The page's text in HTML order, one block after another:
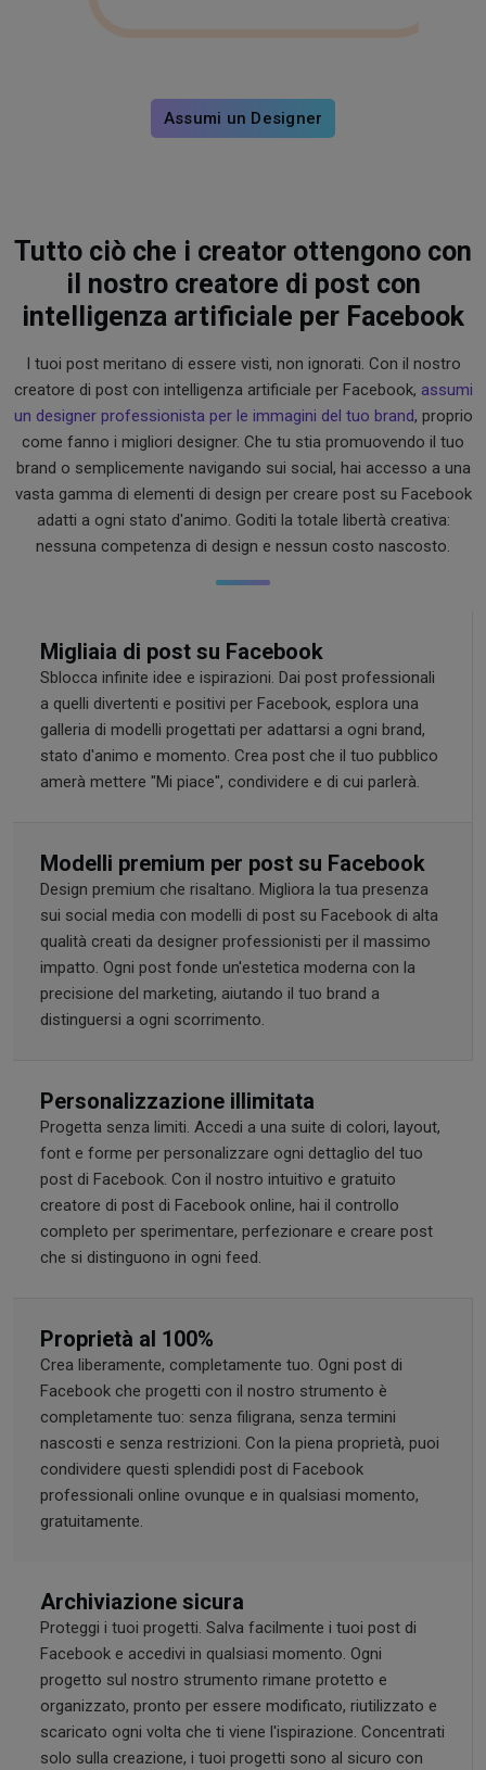
Assumi un Designer
Tutto ciò che i creator ottengono con
il nostro creatore di post con
intelligenza artificiale per Facebook
I tuoi post meritano di essere visti, non ignorati. Con il nostro
creatore di post con intelligenza artificiale per Facebook, assumi
un designer professionista per le immagini del tuo brand, proprio
come fanno i migliori designer. Che tu stia promuovendo il tuo
brand o semplicemente navigando sui social, hai accesso a una
vasta gamma di elementi di design per creare post su Facebook
adatti a ogni stato d'animo. Goditi la totale libertà creativa:
nessuna competenza di design e nessun costo nascosto.
Migliaia di post su Facebook
Sblocca infinite idee e ispirazioni. Dai post professionali
a quelli divertenti e positivi per Facebook, esplora una
galleria di modelli progettati per adattarsi a ogni brand,
stato d'animo e momento. Crea post che il tuo pubblico
amerà mettere "Mi piace", condividere e di cui parlerà.
Modelli premium per post su Facebook
Design premium che risaltano. Migliora la tua presenza
sui social media con modelli di post su Facebook di alta
qualità creati da designer professionisti per il massimo
impatto. Ogni post fonde un'estetica moderna con la
precisione del marketing, aiutando il tuo brand a
distinguersi a ogni scorrimento.
Personalizzazione illimitata
Progetta senza limiti. Accedi a una suite di colori, layout,
font e forme per personalizzare ogni dettaglio del tuo
post di Facebook. Con il nostro intuitivo e gratuito
creatore di post di Facebook online, hai il controllo
completo per sperimentare, perfezionare e creare post
che si distinguono in ogni feed.
Proprietà al 100%
Crea liberamente, completamente tuo. Ogni post di
Facebook che progetti con il nostro strumento è
completamente tuo: senza filigrana, senza termini
nascosti e senza restrizioni. Con la piena proprietà, puoi
condividere questi splendidi post di Facebook
professionali online ovunque e in qualsiasi momento,
gratuitamente.
Archiviazione sicura
Proteggi i tuoi progetti. Salva facilmente i tuoi post di
Facebook e accedivi in ​​qualsiasi momento. Ogni
progetto sul nostro strumento rimane protetto e
organizzato, pronto per essere modificato, riutilizzato e
scaricato ogni volta che ti viene l'ispirazione. Concentrati
solo sulla creazione, i tuoi progetti sono al sicuro con